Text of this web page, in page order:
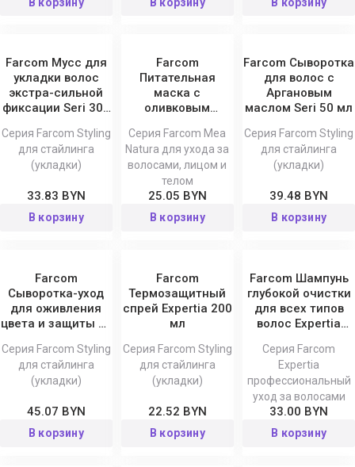
Farcom Мусс для
укладки волос
экстра-сильной
фиксации Seri 300
Серия Farcom Styling
для стайлинга
(укладки)
33.83 BYN
В корзину
Farcom
Питательная
маска с
оливковым
типов волос Mea
Natura Olive 250
мл
Серия Farcom Mea
Natura для ухода за
волосами, лицом и
телом
25.05 BYN
В корзину
Farcom Сыворотка
для волос с
Аргановым
маслом Seri 50 мл
Серия Farcom Styling
для стайлинга
(укладки)
39.48 BYN
В корзину
Farcom
Сыворотка-уход
для оживления
цвета и защиты от
кончиков Color
Glow
Серия Farcom Styling
для стайлинга
(укладки)
45.07 BYN
В корзину
Farcom
Термозащитный
спрей Expertia 200
мл
Серия Farcom Styling
для стайлинга
(укладки)
22.52 BYN
В корзину
Farcom Шампунь
глубокой очистки
для всех типов
волос Expertia
Серия Farcom
Expertia
профессиональный
уход за волосами
33.00 BYN
В корзину